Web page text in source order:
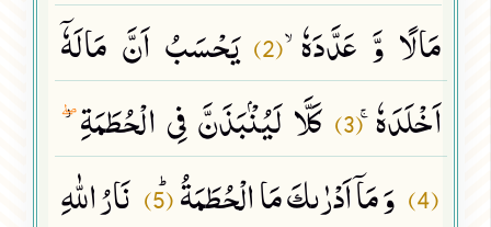
مَالًا وَّ عَدَّدَهٗۙ(2)
یَحْسَبُ اَنَّ مَالَهٗۤ
اَخْلَدَهٗۚ(3) كَلَّا لَیُنْۢبَذَنَّ فِی الْحُطَمَةِ٘ۖ
(4) وَ مَاۤ اَدْرٰىكَ مَا الْحُطَمَةُﭤ(5)
نَارُ اللّٰهِ